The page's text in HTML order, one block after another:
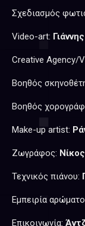
Σχεδιασμός
Video-art:
Creative Agency/
Βοηθός
Βοηθός
Make-up artist:
Ζωγράφος:
Τεχνικός πιάνου:
Εμπειρία
Επικοινωνία: